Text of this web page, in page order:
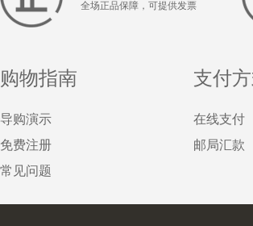
全场正品保障，可提供发票
购物指南
导购演示
免费注册
常见问题
支付
在线支付
邮局汇款